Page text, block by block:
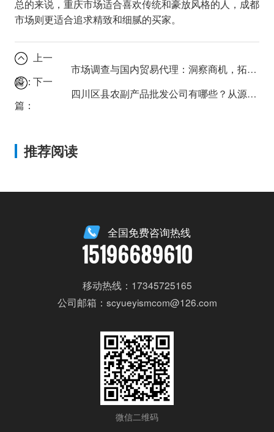
总的来说，重庆市场适合喜欢传统和豪放风格的人，成都
市场则更适合追求精致和细腻的买家。
上一
篇：
市场调查与国内贸易代理：洞察商机，拓展您的业务版图
下一
篇：
四川区县农副产品批发公司有哪些？从源头到市场的完整供应链攻略
推荐阅读
全国免费咨询热线
15196689610
移动热线：17345725165
公司邮箱：scyueyismcom@126.com
微信二维码